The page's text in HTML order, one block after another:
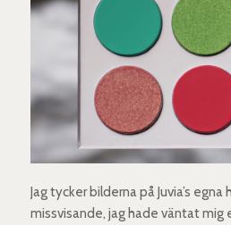
Jag tycker bilderna på Juvia’s
missvisande, jag hade väntat mig